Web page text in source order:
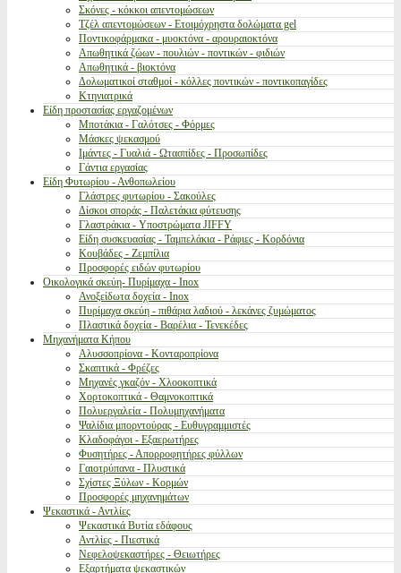
Σκόνες - κόκκοι απεντομώσεων
Τζέλ απεντομώσεων - Ετοιμόχρηστα δολώματα gel
Ποντικοφάρμακα - μυοκτόνα - αρουραιοκτόνα
Απωθητικά ζώων - πουλιών - ποντικών - φιδιών
Απωθητικά - βιοκτόνα
Δολωματικοί σταθμοί - κόλλες ποντικών - ποντικοπαγίδες
Κτηνιατρικά
Είδη προστασίας εργαζομένων
Μποτάκια - Γαλότσες - Φόρμες
Μάσκες ψεκασμού
Ιμάντες - Γυαλιά - Ωτασπίδες - Προσωπίδες
Γάντια εργασίας
Είδη Φυτωρίου - Ανθοπωλείου
Γλάστρες φυτωρίου - Σακούλες
Δίσκοι σποράς - Παλετάκια φύτευσης
Γλαστράκια - Υποστρώματα JIFFY
Είδη συσκευασίας - Ταμπελάκια - Ράφιες - Κορδόνια
Κουβάδες - Ζεμπίλια
Προσφορές ειδών φυτωρίου
Οικολογικά σκεύη- Πυρίμαχα - Inox
Ανοξείδωτα δοχεία - Inox
Πυρίμαχα σκεύη - πιθάρια λαδιού - λεκάνες ζυμώματος
Πλαστικά δοχεία - Βαρέλια - Τενεκέδες
Μηχανήματα Κήπου
Αλυσσοπρίονα - Κονταροπρίονα
Σκαπτικά - Φρέζες
Μηχανές γκαζόν - Χλοοκοπτικά
Χορτοκοπτικά - Θαμνοκοπτικά
Πολυεργαλεία - Πολυμηχανήματα
Ψαλίδια μπορντούρας - Ευθυγραμμιστές
Κλαδοφάγοι - Εξαερωτήρες
Φυσητήρες - Απορροφητήρες φύλλων
Γαιοτρύπανα - Πλυστικά
Σχίστες Ξύλων - Κορμών
Προσφορές μηχανημάτων
Ψεκαστικά - Αντλίες
Ψεκαστικά Βυτία εδάφους
Αντλίες - Πιεστικά
Νεφελοψεκαστήρες - Θειωτήρες
Εξαρτήματα ψεκαστικών